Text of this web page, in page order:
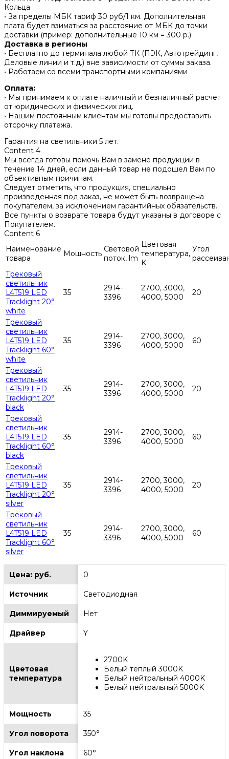
Кольца
• За пределы МБК тариф 30 руб/1 км. Дополнительная
плата будет взиматься за расстояние от МБК до точки
доставки (пример: дополнительные 10 км = 300 р.)
Доставка в регионы
• Бесплатно до терминала любой ТК (ПЭК, Автотрейдинг,
Деловые линии и т.д.) вне зависимости от суммы заказа.
• Работаем со всеми транспортными компаниями
Оплата:
• Мы принимаем к оплате наличный и безналичный расчет
от юридических и физических лиц.
• Нашим постоянным клиентам мы готовы предоставить
отсрочку платежа.
Гарантия на светильники 5 лет.
Content 4
Мы всегда готовы помочь Вам в замене продукции в
течение 14 дней, если данный товар не подошел Вам по
объективным причинам.
Следует отметить, что продукция, специально
произведенная под заказ, не может быть возвращена
покупателем, за исключением гарантийных обязательств.
Все пункты о возврате товара будут указаны в договоре с
Покупателем.
Content 6
Наименование
товара
Мощность Световой
поток, lm
Цветовая
температура,
K
Угол
Трековый
светильник
L4T519 LED
Tracklight 20°
white
35
2914-
3396
2700, 3000,
4000, 5000
20
Трековый
светильник
L4T519 LED
Tracklight 60°
white
35
2914-
3396
2700, 3000,
4000, 5000
60
Трековый
светильник
L4T519 LED
Tracklight 20°
black
35
2914-
3396
2700, 3000,
4000, 5000
20
Трековый
светильник
L4T519 LED
Tracklight 60°
black
35
2914-
3396
2700, 3000,
4000, 5000
60
Трековый
светильник
L4T519 LED
Tracklight 20°
silver
35
2914-
3396
2700, 3000,
4000, 5000
20
Трековый
светильник
L4T519 LED
Tracklight 60°
silver
35
2914-
3396
2700, 3000,
4000, 5000
60
Цена: руб. 0
Источник Светодиодная
Диммируемый Нет
Драйвер Y
Цветовая
температура
2700K
Белый теплый 3000K
Белый нейтральный 4000K
Белый нейтральный 5000K
Мощность 35
Угол поворота 350°
Угол наклона 60°